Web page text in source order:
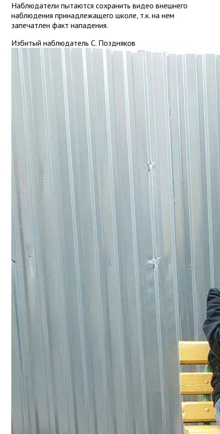
Наблюдатели пытаются сохранить видео внешнего
наблюдения принадлежащего школе, т.к. на нем
запечатлен факт нападения.
Избитый наблюдатель С. Поздняков